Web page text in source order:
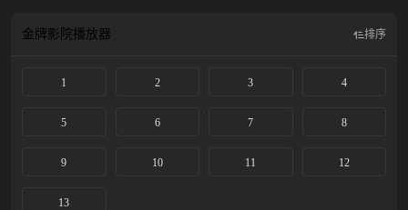
了。
金牌影院播放器 排序
1 2 3 4
5 6 7 8
9 10 11 12
13